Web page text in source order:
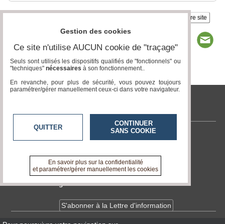
Insérez sur votre site
tvlocale.fr
Contactez-nous
A propos de tvlocale.fr
Devenir délégué
S'abonner à la Lettre d'information
Gestion des cookies
Ce site n'utilise AUCUN cookie de "traçage"
Seuls sont utilisés les dispositifs qualifiés de "fonctionnels" ou
"techniques" nécessaires à son fonctionnement..
En revanche, pour plus de sécurité, vous pouvez toujours
paramétrer/gérer manuellement ceux-ci dans votre navigateur.
QUITTER
CONTINUER
SANS COOKIE
En savoir plus sur la confidentialité
et paramétrer/gérer manuellement les cookies